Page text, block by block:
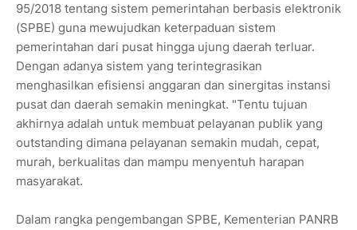
95/2018 tentang sistem pemerintahan berbasis elektronik
(SPBE) guna mewujudkan keterpaduan sistem
pemerintahan dari pusat hingga ujung daerah terluar.
Dengan adanya sistem yang terintegrasikan
menghasilkan efisiensi anggaran dan sinergitas instansi
pusat dan daerah semakin meningkat. "Tentu tujuan
akhirnya adalah untuk membuat pelayanan publik yang
outstanding dimana pelayanan semakin mudah, cepat,
murah, berkualitas dan mampu menyentuh harapan
masyarakat.
Dalam rangka pengembangan SPBE, Kementerian PANRB